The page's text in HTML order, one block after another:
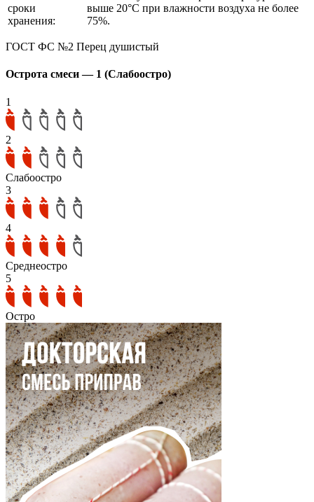
сроки
хранения:
выше 20°С при влажности воздуха не более
75%.
ГОСТ ФС №2 Перец душистый
Острота смеси — 1 (Слабоостро)
1
2
Слабоостро
3
4
Среднеостро
5
Остро